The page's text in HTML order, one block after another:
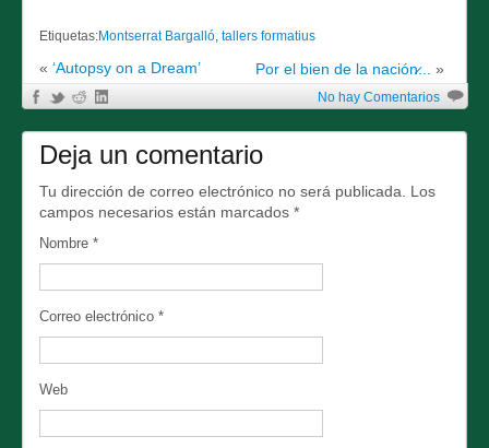
Etiquetas:Montserrat Bargalló tallers formatius
« ‘Autopsy on a Dream’ Por el bien de la nación̷... »
No hay Comentarios
Deja un comentario
Tu dirección de correo electrónico no será publicada. Los
campos necesarios están marcados *
Nombre *
Correo electrónico *
Web